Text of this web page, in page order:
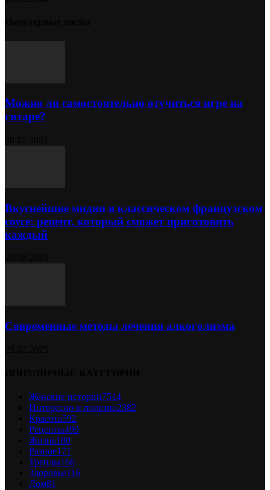
Можно ли самостоятельно отучиться игре на
гитаре?
Вкуснейшие мидии в классическом французском
соусе: рецепт, который сможет приготовить
каждый
Современные методы лечения алкоголизма
Женские истории7514
Интересно и полезно2382
Красота592
Рецепты499
Жизнь180
Разное171
Тренды166
Здоровье116
Дом81